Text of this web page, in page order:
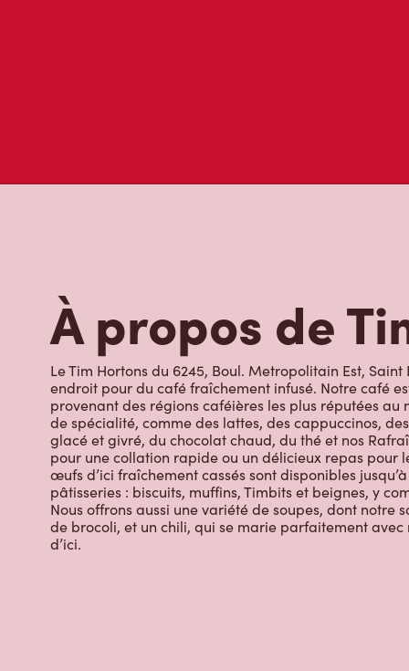
À propos de
Le Tim Hortons du 6245, Boul. Metropolitain Est,
endroit pour du café fraîchement infusé. Notre café
provenant des régions caféières les plus réputées au
de spécialité, comme des lattes, des cappuccinos,
glacé et givré, du chocolat chaud, du thé et nos
pour une collation rapide ou un délicieux repas pour
œufs d’ici fraîchement cassés sont disponibles
pâtisseries : biscuits, muffins, Timbits et beignes, y
Nous offrons aussi une variété de soupes, dont notre
de brocoli, et un chili, qui se marie parfaitement
d’ici.